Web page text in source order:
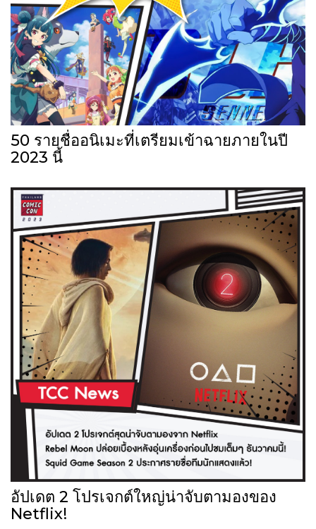
50 รายชื่ออนิเมะที่เตรียมเข้าฉายภายในปี
2023 นี้
อัปเดต 2 โปรเจกต์ใหญ่น่าจับตามองของ
Netflix!